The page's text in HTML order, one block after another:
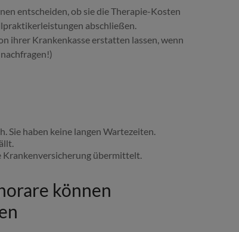
entscheiden, ob sie die Therapie-Kosten
abschließen.
ihrer Krankenkasse erstatten lassen, wenn
Sie haben keine langen Wartezeiten.
Krankenversicherung übermittelt.
können